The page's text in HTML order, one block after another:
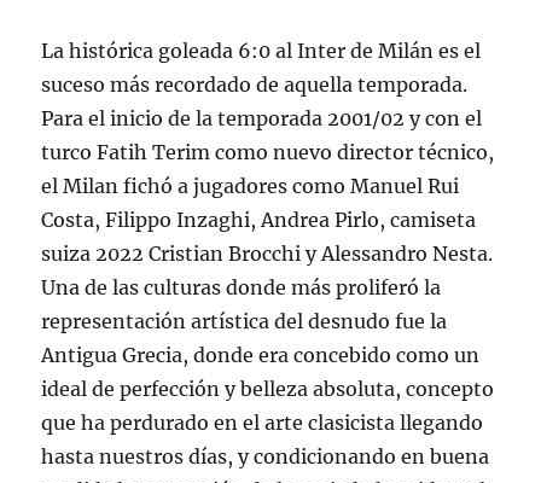
La histórica goleada 6:0 al Inter de Milán es el
suceso más recordado de aquella temporada.
Para el inicio de la temporada 2001/02 y con el
turco Fatih Terim como nuevo director técnico,
el Milan fichó a jugadores como Manuel Rui
Costa, Filippo Inzaghi, Andrea Pirlo, camiseta
suiza 2022 Cristian Brocchi y Alessandro Nesta.
Una de las culturas donde más proliferó la
representación artística del desnudo fue la
Antigua Grecia, donde era concebido como un
ideal de perfección y belleza absoluta, concepto
que ha perdurado en el arte clasicista llegando
hasta nuestros días, y condicionando en buena